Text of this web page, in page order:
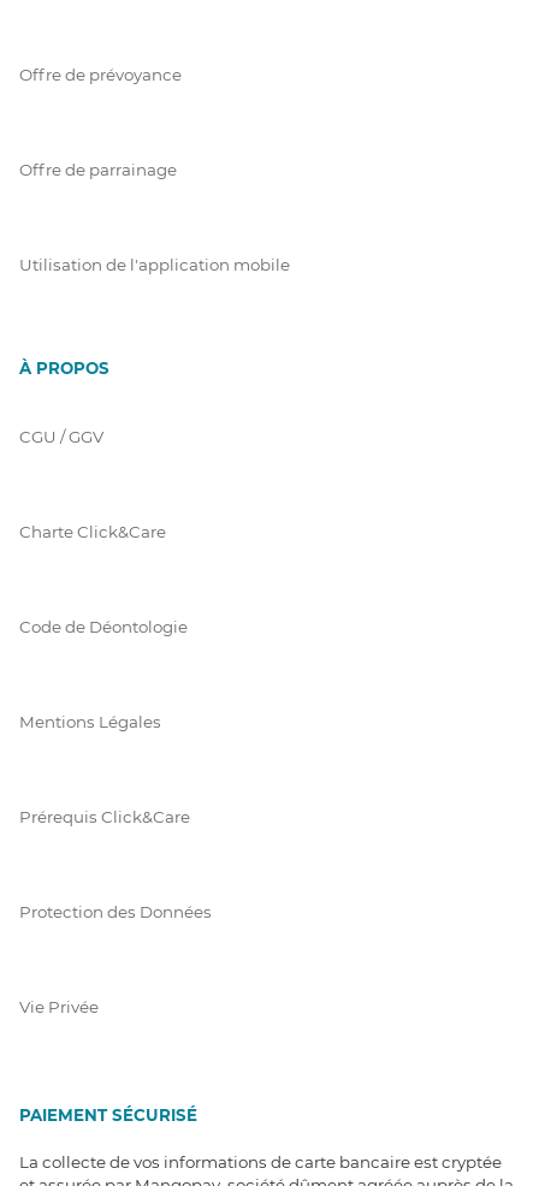
Offre de prévoyance
Offre de parrainage
Utilisation de l'application mobile
À PROPOS
CGU / GGV
Charte Click&Care
Code de Déontologie
Mentions Légales
Prérequis Click&Care
Protection des Données
Vie Privée
PAIEMENT SÉCURISÉ
La collecte de vos informations de carte bancaire est cryptée